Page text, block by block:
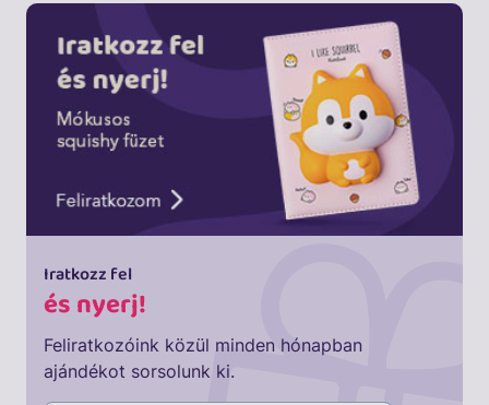
Iratkozz fel
és nyerj!
Feliratkozóink közül minden hónapban
ajándékot sorsolunk ki.